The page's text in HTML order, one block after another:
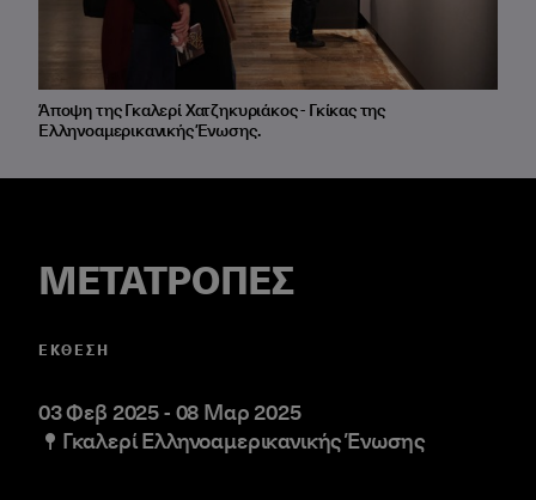
Άποψη της Γκαλερί Χατζηκυριάκος - Γκίκας της
Ελληνοαμερικανικής Ένωσης.
ΜΕΤΑΤΡΟΠΕΣ
ΈΚΘΕΣΗ
03 Φεβ 2025-08 Μαρ 2025
Γκαλερί Ελληνοαμερικανικής Ένωσης